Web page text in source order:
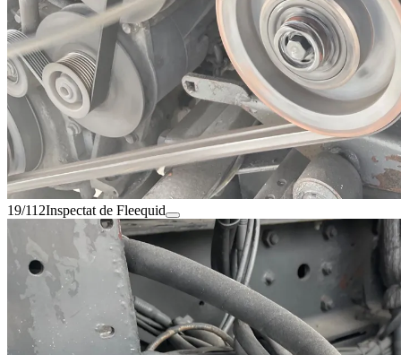
19/112Inspectat de Fleequid